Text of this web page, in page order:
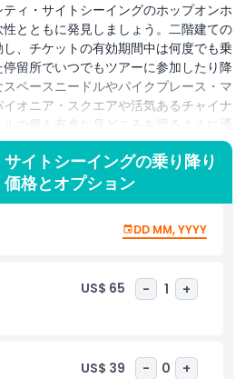
ィ・サイトシーイングのホップオンホ
とともに発見しましょう。二階建ての
、チケットの有効期間中は何度でも乗
留所でいつでもツアーに参加したり降
ペースニードルやパイクプレース・マ
オニア・スクエアや活気あるチャイナ
の最も有名な見どころを滑るように通
ィオガイドが利用でき、移動中に街の歴
深い解説を得られます。レッドルート
を結んでおり、バスに戻る前に徒歩で
ます。ウォーターフロントの眺め、文化
ン・スフィアーズのような現代的なア
合でも、このツアーは短時間でより多
一のチケットでシアトルの魅力を最大
イトシーイングの乗り降り
格とオプション
DD MM, YYYY
US$ 65 - 1 +
US$ 39 - 0 +